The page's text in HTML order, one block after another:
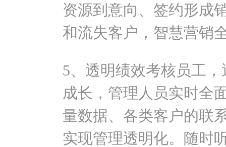
资源到意向、签约形成
和流失客户，智慧营销
5、透明绩效考核员工
成长，管理人员实时全
量数据、各类客户的联
实现管理透明化。随时